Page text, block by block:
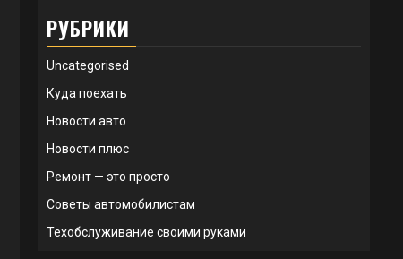
РУБРИКИ
Uncategorised
Куда поехать
Новости авто
Новости плюс
Ремонт — это просто
Советы автомобилистам
Техобслуживание своими руками